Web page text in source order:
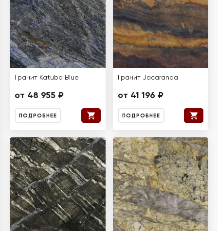
Гранит Katuba Blue
от 48 955 ₽
ПОДРОБНЕЕ
Гранит Jacaranda
от 41 196 ₽
ПОДРОБНЕЕ